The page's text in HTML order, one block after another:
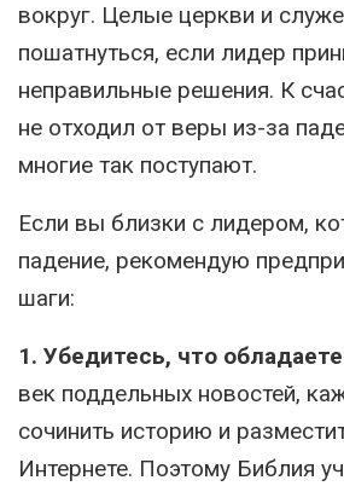
вокруг. Целые церкви и
пошатнуться, если лидер
неправильные решения. К
не отходил от веры из-за
многие так поступают.
Если вы близки с лидером,
падение, рекомендую
шаги:
1. Убедитесь, что
век поддельных новостей,
сочинить историю и
Интернете. Поэтому Библия